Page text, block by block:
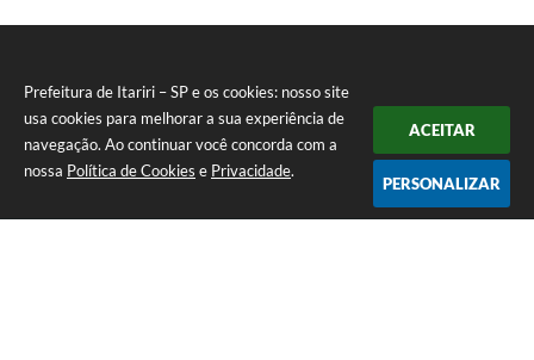
Prefeitura de Itariri – SP e os cookies: nosso site
usa cookies para melhorar a sua experiência de
navegação. Ao continuar você concorda com a
nossa Política de Cookies e Privacidade.
ACEITAR
PERSONALIZAR